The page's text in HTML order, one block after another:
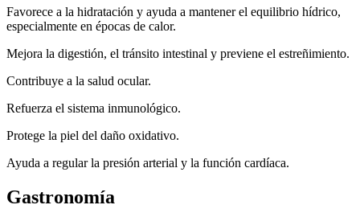
Favorece a la hidratación y ayuda a mantener el equilibrio hídrico,
especialmente en épocas de calor.
Mejora la digestión, el tránsito intestinal y previene el estreñimiento.
Contribuye a la salud ocular.
Refuerza el sistema inmunológico.
Protege la piel del daño oxidativo.
Ayuda a regular la presión arterial y la función cardíaca.
Gastronomía